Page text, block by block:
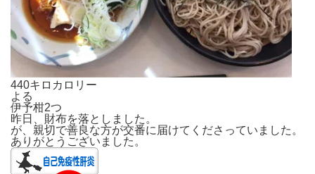
440キロカロリー
よる
伊予柑2つ
昨日、財布を落としました。
が、親切で善良な方が交番に届けてくださっていました。
ありがとうございました。